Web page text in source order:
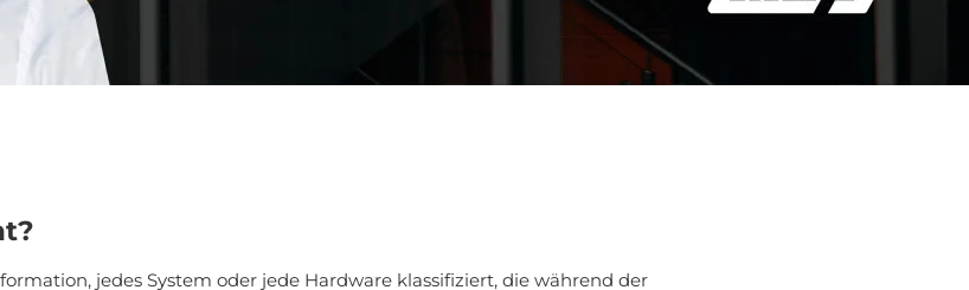
jedes System oder jede Hardware klassifiziert, die während der